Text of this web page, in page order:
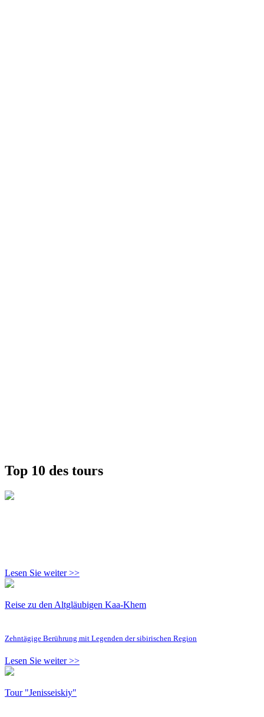
Top 10 des tours
Lesen Sie weiter >>
Reise zu den Altgläubigen Kaa-Khem
Zehntägige Berührung mit Legenden der sibirischen Region
Lesen Sie weiter >>
Tour "Jenisseiskiy"